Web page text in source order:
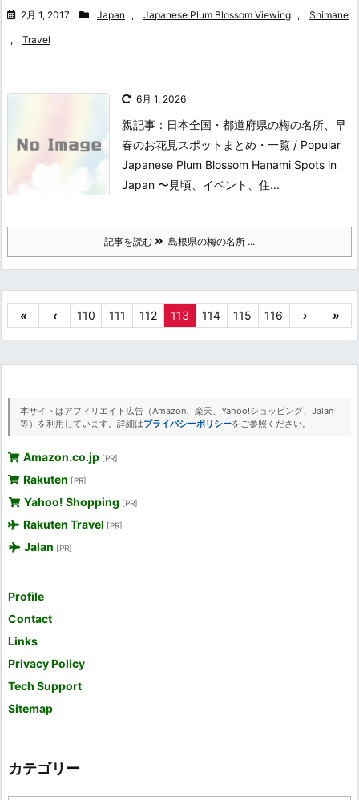
2月 1, 2017 Japan , Japanese Plum Blossom Viewing , Shimane
, Travel
6月 1, 2026
親記事：日本全国・都道府県の梅の名所、早
春のお花見スポットまとめ・一覧 / Popular
Japanese Plum Blossom Hanami Spots in
Japan 〜見頃、イベント、住...
記事を読む 島根県の梅の名所 ...
« ‹ 110 111 112 113 114 115 116 › »
本サイトはアフィリエイト広告（Amazon、楽天、Yahoo!ショッピング、Jalan
等）を利用しています。詳細はプライバシーポリシーをご参照ください。
Amazon.co.jp [PR]
Rakuten [PR]
Yahoo! Shopping [PR]
Rakuten Travel [PR]
Jalan [PR]
Profile
Contact
Links
Privacy Policy
Tech Support
Sitemap
カテゴリー